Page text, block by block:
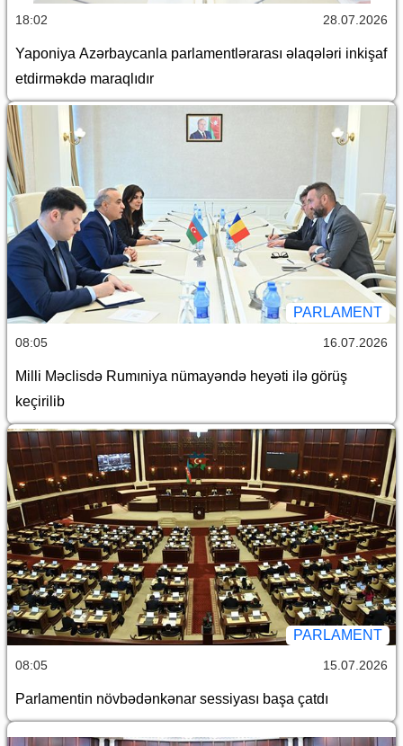
18:02 28.07.2026
Yaponiya Azərbaycanla parlamentlərarası əlaqələri inkişaf
etdirməkdə maraqlıdır
PARLAMENT
08:05 16.07.2026
Milli Məclisdə Rumıniya nümayəndə heyəti ilə görüş
keçirilib
PARLAMENT
08:05 15.07.2026
Parlamentin növbədənkənar sessiyası başa çatdı